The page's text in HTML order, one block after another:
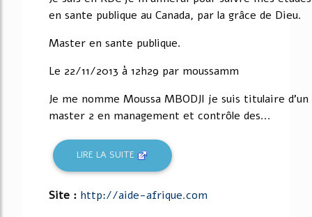
en sante publique au Canada, par la grâce de Dieu.
Master en sante publique.
Le 22/11/2013 à 12h29 par moussamm
Je me nomme Moussa MBODJI je suis titulaire d'un
master 2 en management et contrôle des...
LIRE LA SUITE
Site : http://aide-afrique.com